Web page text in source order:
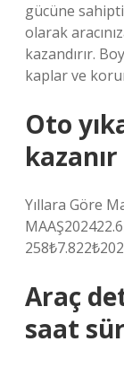
gücüne
olarak
kazandırır.
kaplar ve
Oto
kazanır
Yıllara Göre
Araç
saat